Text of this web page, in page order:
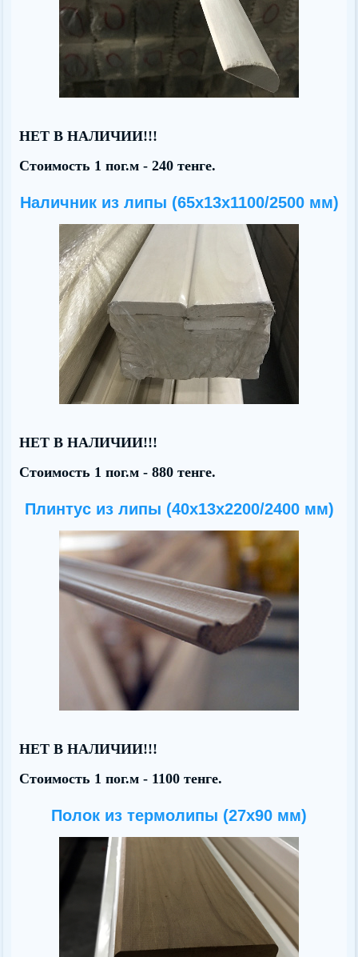
НЕТ В НАЛИЧИИ!!!
Стоимость 1 пог.м - 240 тенге.
Наличник из липы (65х13x1100/2500 мм)
НЕТ В НАЛИЧИИ!!!
Стоимость 1 пог.м - 880 тенге.
Плинтус из липы (40х13x2200/2400 мм)
НЕТ В НАЛИЧИИ!!!
Стоимость 1 пог.м - 1100 тенге.
Полок из термолипы (27х90 мм)